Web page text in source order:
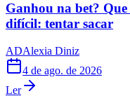
Ganhou na bet?
difícil: tentar sacar
ADAlexia Diniz
4 de ago. de 2026
Ler